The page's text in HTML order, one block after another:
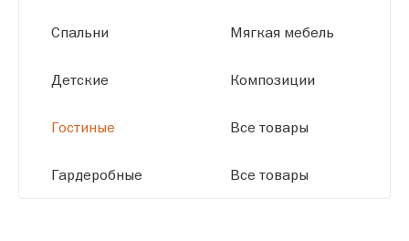
Спальни
Детские
Гостиные
Гардеробные
Мягкая мебель
Композиции
Все товары
Все товары